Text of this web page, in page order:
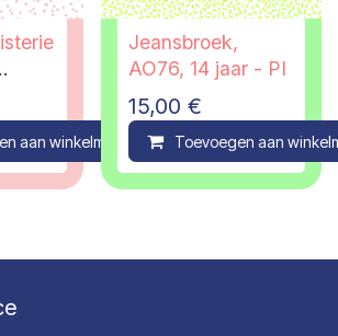
aan winkelmandje Compare
Jeansbroek,
AO76, 14 jaar - PI
15,00 €
Toevoegen aan